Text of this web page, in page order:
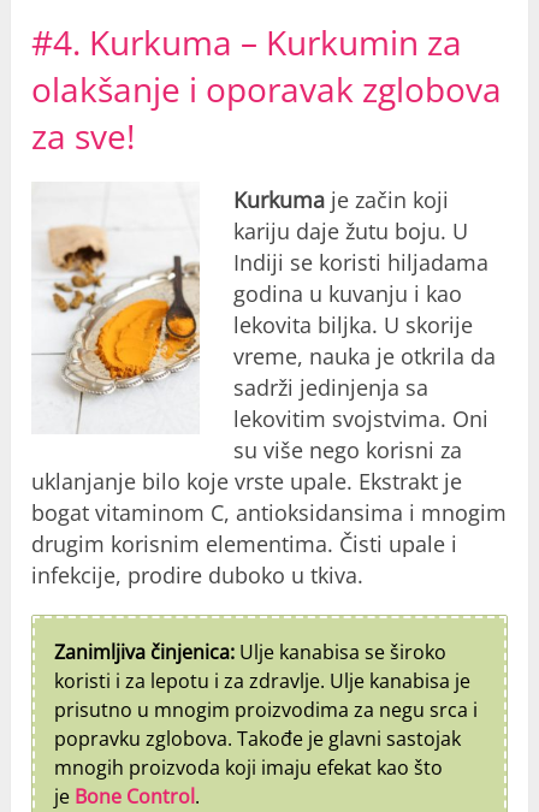
#4. Kurkuma – Kurkumin za
olakšanje i oporavak zglobova
za sve!
Kurkumaje začin koji
kariju daje žutu boju. U
Indiji se koristi hiljadama
godina u kuvanju i kao
lekovita biljka. U skorije
vreme, nauka je otkrila da
sadrži jedinjenja sa
lekovitim svojstvima. Oni
su više nego korisni za
uklanjanje bilo koje vrste upale. Ekstrakt je
bogat vitaminom C, antioksidansima i mnogim
drugim korisnim elementima. Čisti upale i
infekcije, prodire duboko u tkiva.
Zanimljiva činjenica: Ulje kanabisa se široko
koristi i za lepotu i za zdravlje. Ulje kanabisa je
prisutno u mnogim proizvodima za negu srca i
popravku zglobova. Takođe je glavni sastojak
mnogih proizvoda koji imaju efekat kao što
je Bone Control.